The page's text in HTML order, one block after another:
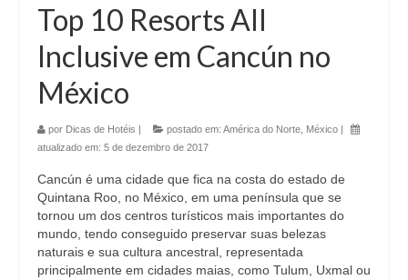
Top 10 Resorts All
Inclusive em Cancún no
México
por Dicas de Hotéis | postado em: América do Norte México |
atualizado em: 5 de dezembro de 2017
Cancún é uma cidade que fica na costa do estado de
Quintana Roo, no México, em uma península que se
tornou um dos centros turísticos mais importantes do
mundo, tendo conseguido preservar suas belezas
naturais e sua cultura ancestral, representada
principalmente em cidades maias, como Tulum, Uxmal ou